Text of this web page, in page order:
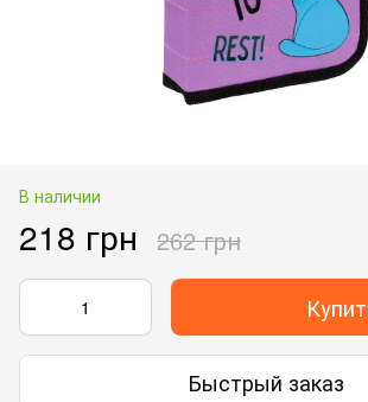
В наличии
218 грн 262 грн
Быстрый заказ